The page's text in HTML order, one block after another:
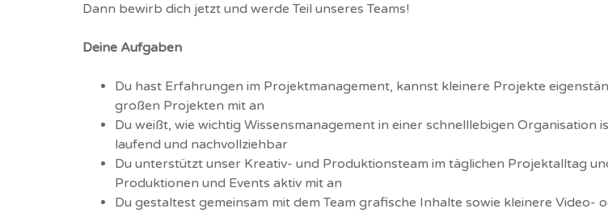
Dann bewirb dich jetzt und werde Teil unseres Teams!
Deine Aufgaben
Du hast Erfahrungen im Projektmanagement, kannst kleinere Projekte
großen Projekten mit an
Du weißt, wie wichtig Wissensmanagement in einer schnelllebigen Organisation
laufend und nachvollziehbar
Du unterstützt unser Kreativ- und Produktionsteam im täglichen Projektalltag
Produktionen und Events aktiv mit an
Du gestaltest gemeinsam mit dem Team grafische Inhalte sowie kleinere